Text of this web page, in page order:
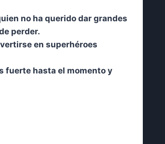
no ha querido dar grandes
perder.
en superhéroes
fuerte hasta el momento y